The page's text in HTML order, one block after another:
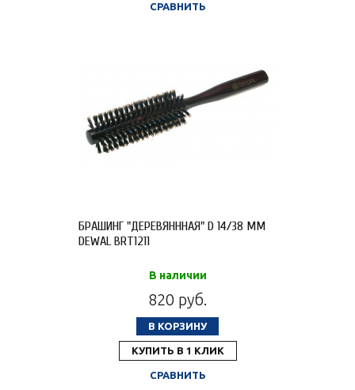
СРАВНИТЬ
БРАШИНГ "ДЕРЕВЯНННАЯ" D 14/38 ММ
DEWAL BRT1211
В наличии
820 руб.
В КОРЗИНУ
КУПИТЬ В 1 КЛИК
СРАВНИТЬ